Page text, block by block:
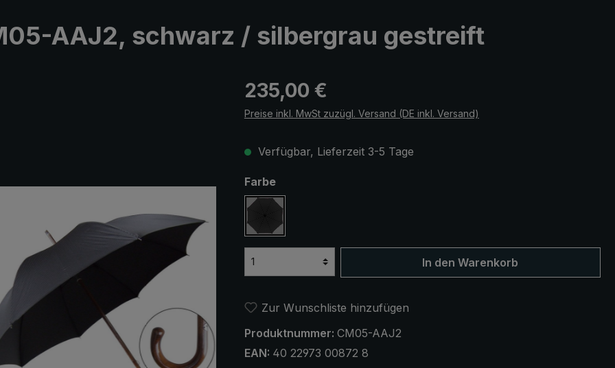
AAJ2, schwarz / silbergrau gestreift
Regulärer Preis:
235,00 €
Preise inkl. MwSt zuzügl. Versand (DE inkl. Versand)
Verfügbar, Lieferzeit 3-5 Tage
Farbeauswählen
schwarz
In den Warenkorb
Zur Wunschliste hinzufügen
Produktnummer: CM05-AAJ2
EAN: 40 22973 00872 8